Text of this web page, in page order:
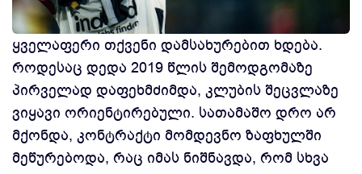
ყველაფერი თქვენი დამსახურებით ხდება.
როდესაც დედა 2019 წლის შემოდგომაზე
პირველად დაფეხმძიმდა, კლუბის შეცვლაზე
ვიყავი ორიენტირებული. სათამაშო დრო არ
მქონდა, კონტრაქტი მომდევნო ზაფხულში
მეწურებოდა, რაც იმას ნიშნავდა, რომ სხვა